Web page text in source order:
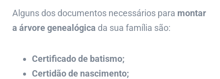
Alguns dos documentos necessários para montar
a árvore genealógica da sua família são:
Certificado de batismo;
Certidão de nascimento;